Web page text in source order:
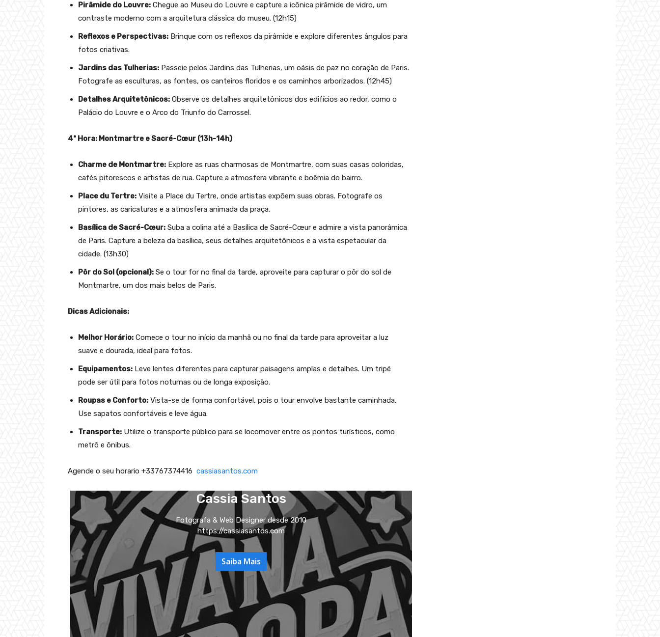
Pirâmide do Louvre: Chegue ao Museu do Louvre e capture a icônica pirâmide de vidro, um
contraste moderno com a arquitetura clássica do museu. (12h15)
Reflexos e Perspectivas: Brinque com os reflexos da pirâmide e explore diferentes ângulos para
fotos criativas.
Jardins das Tulherias: Passeie pelos Jardins das Tulherias, um oásis de paz no coração de Paris.
Fotografe as esculturas, as fontes, os canteiros floridos e os caminhos arborizados. (12h45)
Detalhes Arquitetônicos: Observe os detalhes arquitetônicos dos edifícios ao redor, como o
Palácio do Louvre e o Arco do Triunfo do Carrossel.
4ª Hora: Montmartre e Sacré-Cœur (13h-14h)
Charme de Montmartre: Explore as ruas charmosas de Montmartre, com suas casas coloridas,
cafés pitorescos e artistas de rua. Capture a atmosfera vibrante e boêmia do bairro.
Place du Tertre: Visite a Place du Tertre, onde artistas expõem suas obras. Fotografe os
pintores, as caricaturas e a atmosfera animada da praça.
Basílica de Sacré-Cœur: Suba a colina até a Basílica de Sacré-Cœur e admire a vista panorâmica
de Paris. Capture a beleza da basílica, seus detalhes arquitetônicos e a vista espetacular da
cidade. (13h30)
Pôr do Sol (opcional): Se o tour for no final da tarde, aproveite para capturar o pôr do sol de
Montmartre, um dos mais belos de Paris.
Dicas Adicionais:
Melhor Horário: Comece o tour no início da manhã ou no final da tarde para aproveitar a luz
suave e dourada, ideal para fotos.
Equipamentos: Leve lentes diferentes para capturar paisagens amplas e detalhes. Um tripé
pode ser útil para fotos noturnas ou de longa exposição.
Roupas e Conforto: Vista-se de forma confortável, pois o tour envolve bastante caminhada.
Use sapatos confortáveis e leve água.
Transporte: Utilize o transporte público para se locomover entre os pontos turísticos, como
metrô e ônibus.
Agende o seu horario +33767374416 cassiasantos.com
Cassia Santos
Fotografa & Web Designer desde 2010
https://cassiasantos.com
Saiba Mais